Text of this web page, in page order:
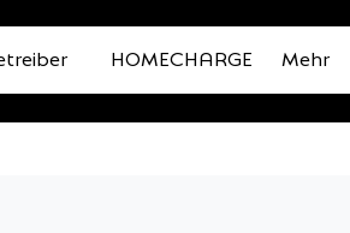
HOMECHARGE Mehr